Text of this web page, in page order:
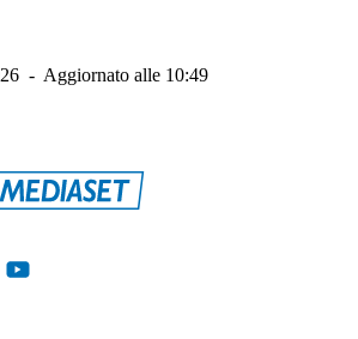
- Aggiornato alle 10:49